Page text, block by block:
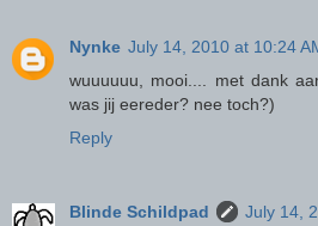
Nynke July 14, 2010 at 10:24
wuuuuuu, mooi.... met dank
was jij eereder? nee toch?)
Reply
Blinde Schildpad
July 14,